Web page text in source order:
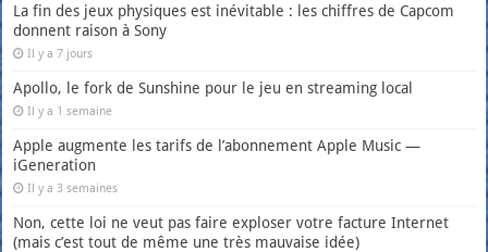
La fin des jeux physiques est inévitable : les chiffres de Capcom
donnent raison à Sony
Il y a 7 jours
Apollo, le fork de Sunshine pour le jeu en streaming local
Il y a 1 semaine
Apple augmente les tarifs de l’abonnement Apple Music —
iGeneration
Il y a 3 semaines
Non, cette loi ne veut pas faire exploser votre facture Internet
(mais c’est tout de même une très mauvaise idée)